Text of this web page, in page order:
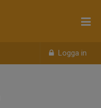
Logga in